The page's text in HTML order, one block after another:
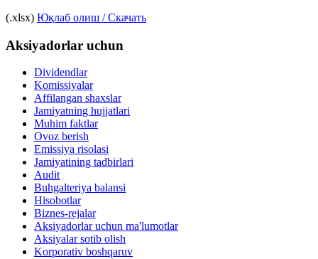
(.xlsx) Юқлаб олиш / Скачать
Aksiyadorlar uchun
Dividendlar
Komissiyalar
Affilangan shaxslar
Jamiyatning hujjatlari
Muhim faktlar
Ovoz berish
Emissiya risolasi
Jamiyatining tadbirlari
Audit
Buhgalteriya balansi
Hisobotlar
Biznes-rejalar
Aksiyadorlar uchun ma'lumotlar
Aksiyalar sotib olish
Korporativ boshqaruv